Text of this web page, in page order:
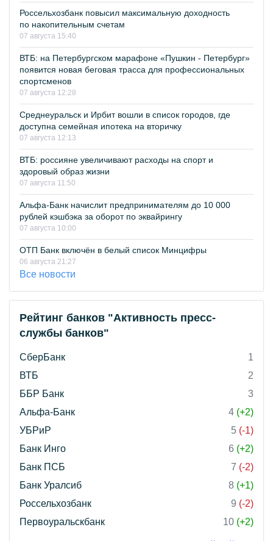
Россельхозбанк повысил максимальную доходность
по накопительным счетам
07 августа 15:40
ВТБ: на Петербургском марафоне «Пушкин - Петербург»
появится новая беговая трасса для профессиональных
спортсменов
07 августа 12:28
Среднеуральск и Ирбит вошли в список городов, где
доступна семейная ипотека на вторичку
07 августа 12:13
ВТБ: россияне увеличивают расходы на спорт и
здоровый образ жизни
07 августа 11:50
Альфа-Банк начислит предпринимателям до 10 000
рублей кэшбэка за оборот по эквайрингу
07 августа 10:00
ОТП Банк включён в белый список Минцифры
06 августа 21:27
Все новости
Рейтинг банков "Активность пресс-
службы банков"
СберБанк
1
ВТБ
2
ББР Банк
3
Альфа-Банк
4 (+2)
УБРиР
5 (-1)
Банк Инго
6 (+2)
Банк ПСБ
7 (-2)
Банк Уралсиб
8 (+1)
Россельхозбанк
9 (-2)
Первоуральскбанк
10 (+2)